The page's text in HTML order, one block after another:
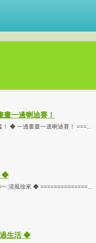
一邊喇迪賽！
◆ 一邊畫畫一邊喇迪賽！ ===...
◆
清風徐來 ◆ ==============...
生活 ◆